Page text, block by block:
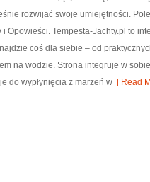
rozwijać swoje umiejętności.
i Opowieści. Tempesta-Jachty.pl to
coś dla siebie – od
na wodzie. Strona integruje w
do wypłynięcia z marzeń w [ Read